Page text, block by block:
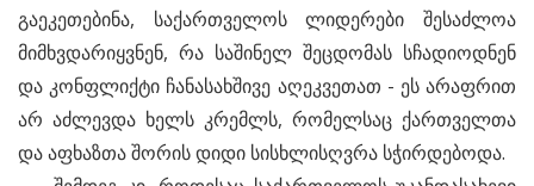
გაეკეთებინა, საქართველოს ლიდერები შესაძლოა
მიმხვდარიყვნენ, რა საშინელ შეცდომას სჩადიოდნენ
და კონფლიქტი ჩანასახშივე აღეკვეთათ - ეს არაფრით
არ აძლევდა ხელს კრემლს, რომელსაც ქართველთა
და აფხაზთა შორის დიდი სისხლისღვრა სჭირდებოდა.